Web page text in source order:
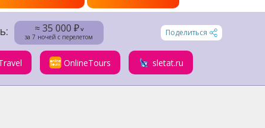
≈ 35 000 ₽˅
за 7 ночей с перелетом
Поделиться
OnlineTours sletat.ru